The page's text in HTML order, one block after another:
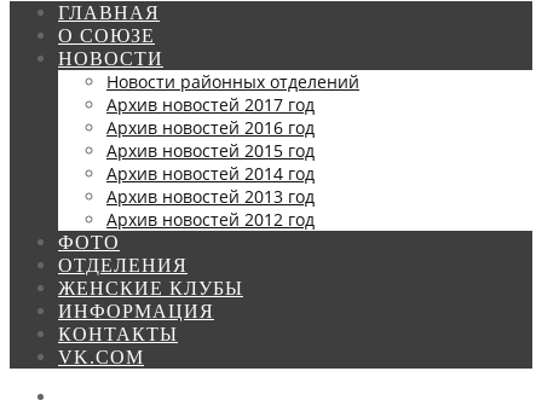
ГЛАВНАЯ
О СОЮЗЕ
НОВОСТИ
Новости районных отделений
Архив новостей 2017 год
Архив новостей 2016 год
Архив новостей 2015 год
Архив новостей 2014 год
Архив новостей 2013 год
Архив новостей 2012 год
ФОТО
ОТДЕЛЕНИЯ
ЖЕНСКИЕ КЛУБЫ
ИНФОРМАЦИЯ
КОНТАКТЫ
VK.COM